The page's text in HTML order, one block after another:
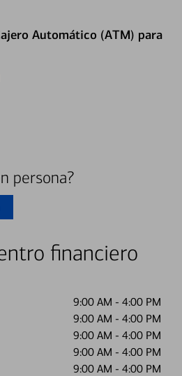
Automático (ATM) para
persona?
financiero
9:00 AM - 4:00 PM
9:00 AM - 4:00 PM
9:00 AM - 4:00 PM
9:00 AM - 4:00 PM
9:00 AM - 4:00 PM